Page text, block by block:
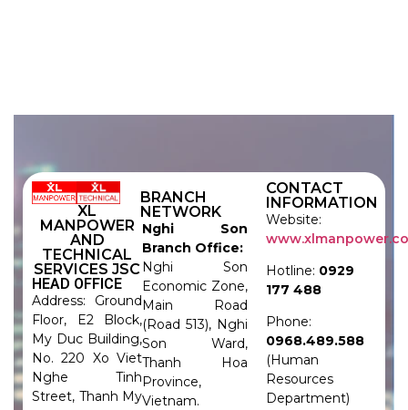
XL
MANPOWER
AND
TECHNICAL
SERVICES JSC
HEAD OFFICE
Address: Ground
Floor, E2 Block,
My Duc Building,
No. 220 Xo Viet
Nghe Tinh
Street, Thanh My
BRANCH
NETWORK
Nghi Son
Branch Office:
Nghi Son
Economic Zone,
Main Road
(Road 513), Nghi
Son Ward,
Thanh Hoa
Province,
Vietnam.
CONTACT
INFORMATION
Website:
Hotline: 0929
177 488
Phone:
0968.489.588
(Human
Resources
Department)